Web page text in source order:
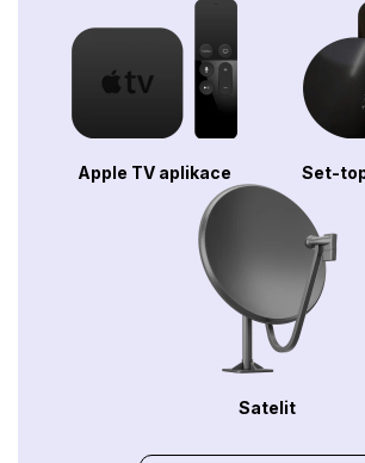
Apple TV aplikace Set-
Satelit